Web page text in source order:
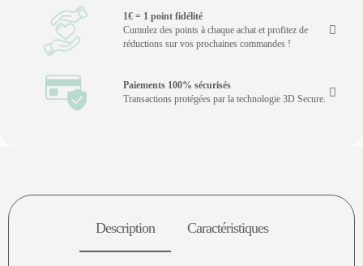
1€ = 1 point fidélité
Cumulez des points à chaque achat et profitez de
réductions sur vos prochaines commandes !
Paiements 100% sécurisés
Transactions protégées par la technologie 3D Secure.
Description Caractéristiques